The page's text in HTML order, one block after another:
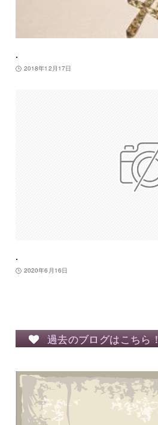
.
2018年12月17日
.
2020年6月16日
過去のブログはこちら！